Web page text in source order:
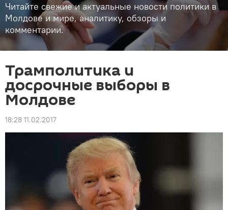
Читайте свежие и актуальные новости политики в
Молдове и мире, аналитику, обзоры и
комментарии.
Трамполитика и
досрочные выборы в
Молдове
18:28 11.02.2017